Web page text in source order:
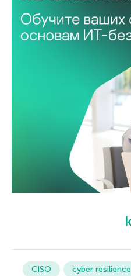
CISO cyber resilience